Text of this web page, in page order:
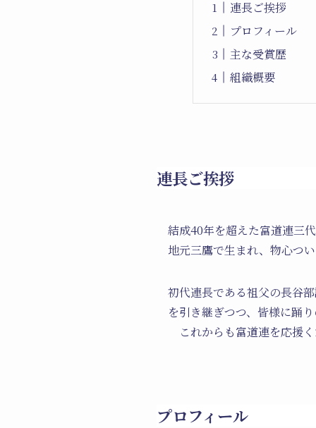
連長ご挨拶
プロフィール
主な受賞歴
組織概要
連長ご挨拶
結成40年を超えた富道連三
地元三鷹で生まれ、物心つ
初代連長である祖父の長谷
を引き継ぎつつ、皆様に踊
これからも富道連を応援
プロフィール